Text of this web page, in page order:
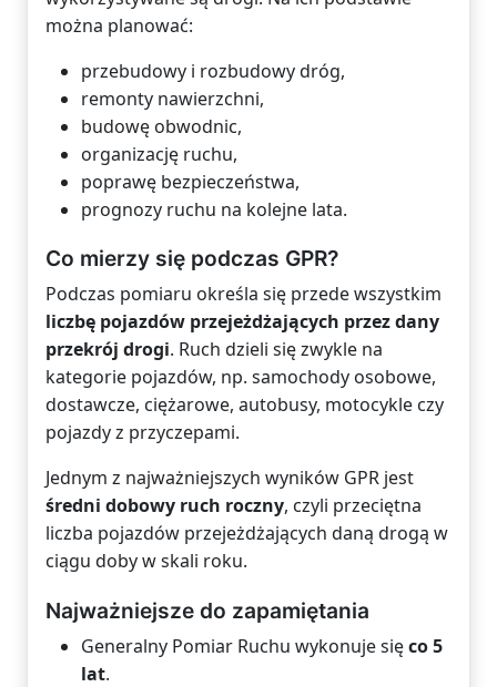
można planować:
przebudowy i rozbudowy dróg,
remonty nawierzchni,
budowę obwodnic,
organizację ruchu,
poprawę bezpieczeństwa,
prognozy ruchu na kolejne lata.
Co mierzy się podczas GPR?
Podczas pomiaru określa się przede wszystkim
liczbę pojazdów przejeżdżających przez dany
przekrój drogi. Ruch dzieli się zwykle na
kategorie pojazdów, np. samochody osobowe,
dostawcze, ciężarowe, autobusy, motocykle czy
pojazdy z przyczepami.
Jednym z najważniejszych wyników GPR jest
średni dobowy ruch roczny, czyli przeciętna
liczba pojazdów przejeżdżających daną drogą w
ciągu doby w skali roku.
Najważniejsze do zapamiętania
Generalny Pomiar Ruchu wykonuje sięco 5
lat.